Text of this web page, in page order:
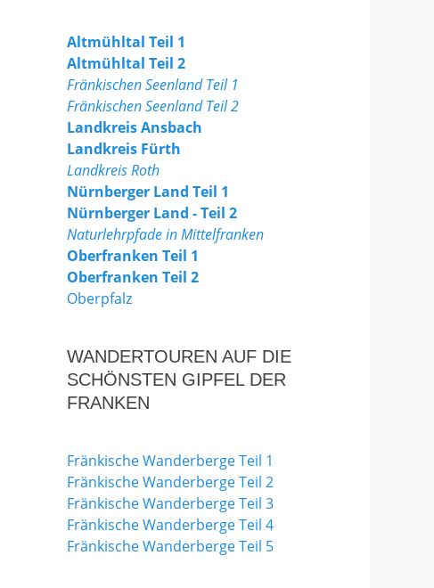
Altmühltal Teil 1
Altmühltal Teil 2
Fränkischen Seenland Teil 1
Fränkischen Seenland Teil 2
Landkreis Ansbach
Landkreis Fürth
Landkreis Roth
Nürnberger Land Teil 1
Nürnberger Land - Teil 2
Naturlehrpfade in Mittelfranken
Oberfranken Teil 1
Oberfranken Teil 2
Oberpfalz
WANDERTOUREN AUF DIE
SCHÖNSTEN GIPFEL DER
FRANKEN
Fränkische Wanderberge Teil 1
Fränkische Wanderberge Teil 2
Fränkische Wanderberge Teil 3
Fränkische Wanderberge Teil 4
Fränkische Wanderberge Teil 5